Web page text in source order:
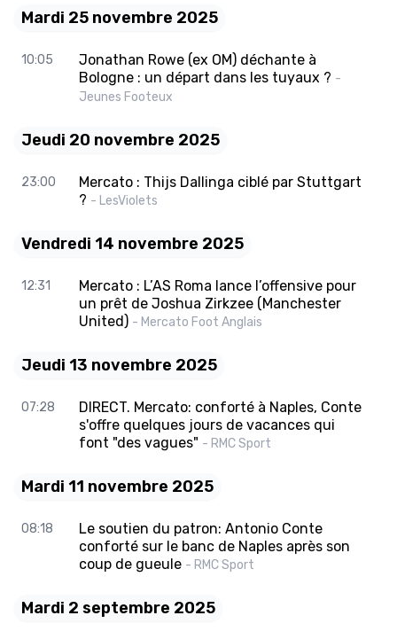
Mardi 25 novembre 2025
10:05
Jonathan Rowe (ex OM) déchante à
Bologne : un départ dans les tuyaux ? -
Jeunes Footeux
Jeudi 20 novembre 2025
23:00
Mercato : Thijs Dallinga ciblé par Stuttgart
? - LesViolets
Vendredi 14 novembre 2025
12:31
Mercato : L’AS Roma lance l’offensive pour
un prêt de Joshua Zirkzee (Manchester
United) - Mercato Foot Anglais
Jeudi 13 novembre 2025
07:28
DIRECT. Mercato: conforté à Naples, Conte
s'offre quelques jours de vacances qui
font "des vagues" - RMC Sport
Mardi 11 novembre 2025
08:18
Le soutien du patron: Antonio Conte
conforté sur le banc de Naples après son
coup de gueule - RMC Sport
Mardi 2 septembre 2025